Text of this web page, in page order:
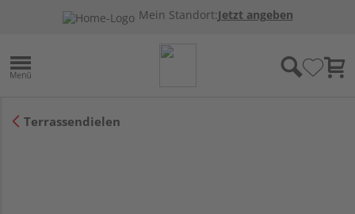
Mein Standort:Jetzt angeben
Terrassendielen